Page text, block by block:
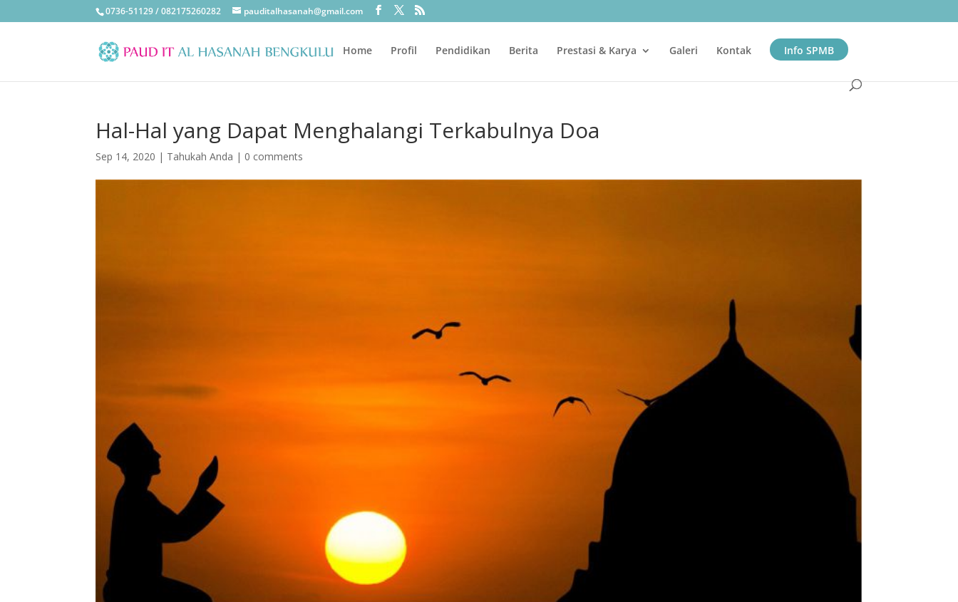
0736-51129 / 082175260282 pauditalhasanah@gmail.com
Home Profil Pendidikan Berita Prestasi & Karya Galeri Kontak Info SPMB
Hal-Hal yang Dapat Menghalangi Terkabulnya Doa
Sep 14, 2020 | Tahukah Anda | 0 comments